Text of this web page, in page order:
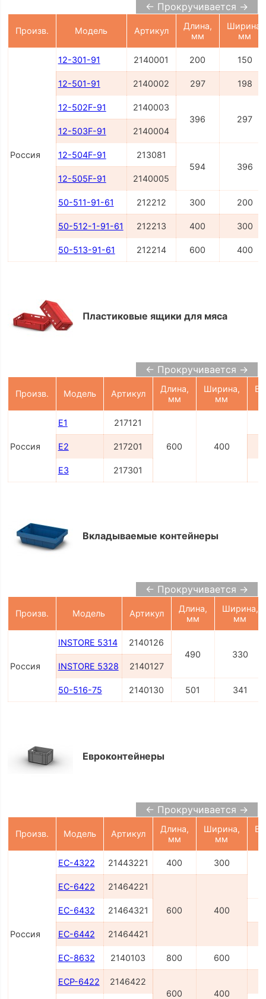
← Прокручивается →
Произв. Модель Артикул
Длина,
мм
Ширина,
мм
Россия
12-301-91 2140001 200 150
12-501-91 2140002 297 198
12-502F-91
2140003
396
297
12-503F-91
2140004
12-504F-91
213081
594
396
12-505F-91
2140005
50-511-91-61 212212 300 200
50-512-1-91-61 212213 400 300
50-513-91-61 212214 600 400
Пластиковые ящики для мяса
← Прокручивается →
Произв. Модель Артикул
Длина,
мм
Ширина,
мм
Россия
Е1 217121
600 400
E2 217201
E3 217301
Вкладываемые контейнеры
← Прокручивается →
Произв. Модель Артикул
Длина,
мм
Ширина,
мм
Россия
INSTORE 5314
2140126
490
330
INSTORE 5328
2140127
50-516-75 2140130 501 341
Евроконтейнеры
← Прокручивается →
Произв. Модель Артикул
Длина,
мм
Ширина,
мм
Россия
ЕС-4322 21443221 400
300
ЕС-6422
21464221
600 400
ЕС-6432 21464321
ЕС-6442 21464421
ЕС-8632 2140103 800 600
ЕСP-6422
2146422
600
400